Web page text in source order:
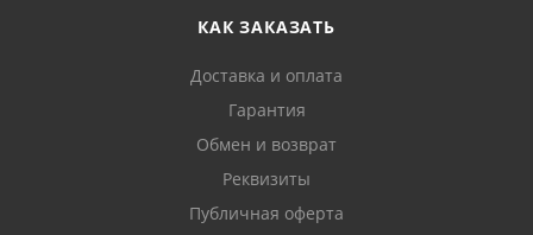
КАК ЗАКАЗАТЬ
Доставка и оплата
Гарантия
Обмен и возврат
Реквизиты
Публичная оферта